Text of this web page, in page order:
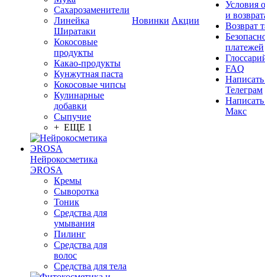
Сахарозаменители
Линейка
Ширатаки
Кокосовые
продукты
Какао-продукты
Кунжутная паста
Кокосовые чипсы
Кулинарные
добавки
Сыпучие
+ ЕЩЕ 1
Нейрокосметика
ЭROSA
Кремы
Сыворотка
Тоник
Средства для
умывания
Пилинг
Средства для
волос
Средства для тела
Новинки Акции
Условия
и
Возврат
платежей
FAQ
Телеграм
Макс